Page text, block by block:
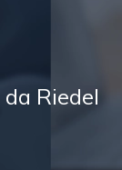
da Riedel